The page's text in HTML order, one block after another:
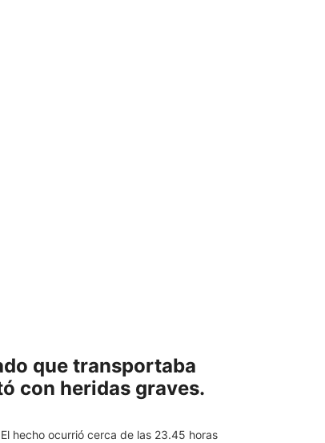
que transportaba
con heridas graves.
hecho ocurrió cerca de las 23.45 horas